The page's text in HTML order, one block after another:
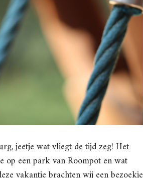
jeetje wat vliegt de tijd zeg! Het
op een park van Roompot en wat